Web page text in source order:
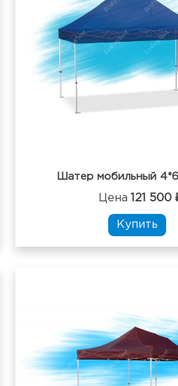
Шатер мобильный
Цена 121 500
Купить